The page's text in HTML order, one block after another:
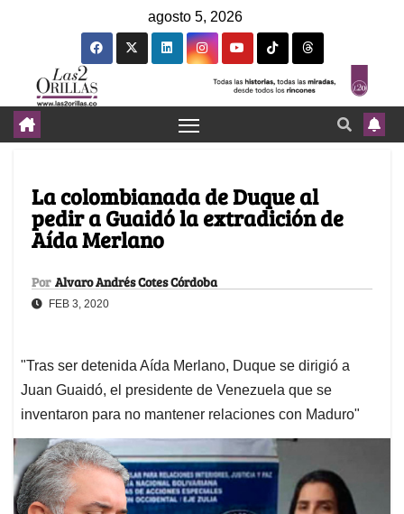
agosto 5, 2026
La colombianada de Duque al
pedir a Guaidó la extradición de
Aída Merlano
Por Alvaro Andrés Cotes Córdoba
FEB 3, 2020
"Tras ser detenida Aída Merlano, Duque se dirigió a
Juan Guaidó, el presidente de Venezuela que se
inventaron para no mantener relaciones con Maduro"